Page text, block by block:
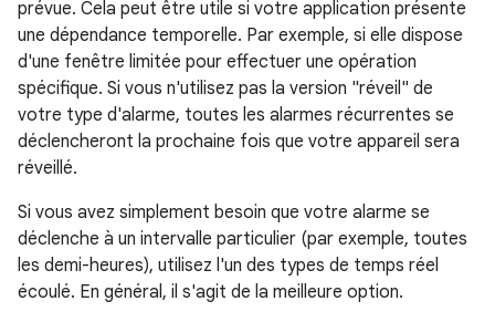
prévue. Cela peut être utile si votre application présente
une dépendance temporelle. Par exemple, si elle dispose
d'une fenêtre limitée pour effectuer une opération
spécifique. Si vous n'utilisez pas la version "réveil" de
votre type d'alarme, toutes les alarmes récurrentes se
déclencheront la prochaine fois que votre appareil sera
réveillé.
Si vous avez simplement besoin que votre alarme se
déclenche à un intervalle particulier (par exemple, toutes
les demi-heures), utilisez l'un des types de temps réel
écoulé. En général, il s'agit de la meilleure option.